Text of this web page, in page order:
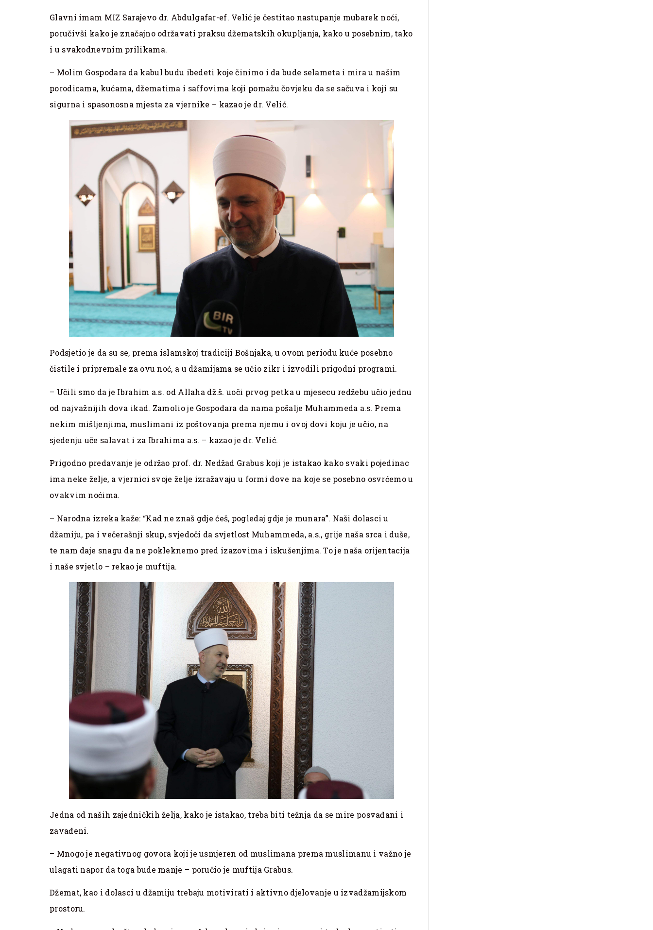
Glavni imam MIZ Sarajevo dr. Abdulgafar-ef. Velić je čestitao nastupanje mubarek noći,
poručivši kako je značajno održavati praksu džematskih okupljanja, kako u posebnim, tako
i u svakodnevnim prilikama.
– Molim Gospodara da kabul budu ibedeti koje činimo i da bude selameta i mira u našim
porodicama, kućama, džematima i saffovima koji pomažu čovjeku da se sačuva i koji su
sigurna i spasonosna mjesta za vjernike – kazao je dr. Velić.
Podsjetio je da su se, prema islamskoj tradiciji Bošnjaka, u ovom periodu kuće posebno
čistile i pripremale za ovu noć, a u džamijama se učio zikr i izvodili prigodni programi.
– Učili smo da je Ibrahim a.s. od Allaha dž.š. uoči prvog petka u mjesecu redžebu učio jednu
od najvažnijih dova ikad. Zamolio je Gospodara da nama pošalje Muhammeda a.s. Prema
nekim mišljenjima, muslimani iz poštovanja prema njemu i ovoj dovi koju je učio, na
sjedenju uče salavat i za Ibrahima a.s. – kazao je dr. Velić.
Prigodno predavanje je održao prof. dr. Nedžad Grabus koji je istakao kako svaki pojedinac
ima neke želje, a vjernici svoje želje izražavaju u formi dove na koje se posebno osvrćemo u
ovakvim noćima.
– Narodna izreka kaže: “Kad ne znaš gdje ćeš, pogledaj gdje je munara”. Naši dolasci u
džamiju, pa i večerašnji skup, svjedoči da svjetlost Muhammeda, a.s., grije naša srca i duše,
te nam daje snagu da ne pokleknemo pred izazovima i iskušenjima. To je naša orijentacija
i naše svjetlo – rekao je muftija.
Jedna od naših zajedničkih želja, kako je istakao, treba biti težnja da se mire posvađani i
zavađeni.
– Mnogo je negativnog govora koji je usmjeren od muslimana prema muslimanu i važno je
ulagati napor da toga bude manje – poručio je muftija Grabus.
Džemat, kao i dolasci u džamiju trebaju motivirati i aktivno djelovanje u izvadžamijskom
prostoru.